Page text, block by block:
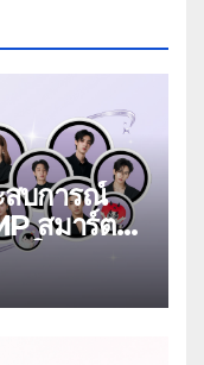
สบการณ์
สมาร์ต
ใน
5G
ายนนี้